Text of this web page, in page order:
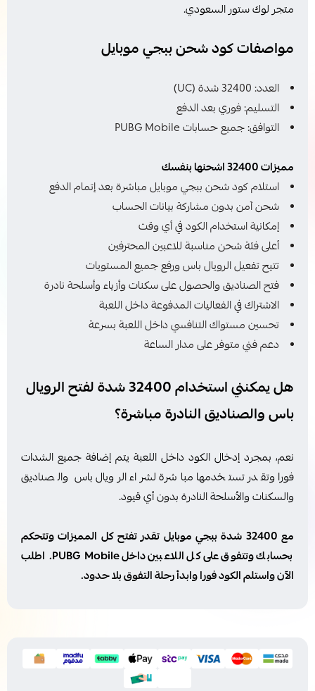
متجر لوك ستور السعودي.
مواصفات كود شحن ببجي موبايل
العدد: 32400 شدة (UC)
التسليم: فوري بعد الدفع
التوافق: جميع حسابات PUBG Mobile
مميزات 32400 اشحنها بنفسك
استلام كود شحن ببجي موبايل مباشرة بعد إتمام الدفع
شحن آمن بدون مشاركة بيانات الحساب
إمكانية استخدام الكود في أي وقت
أعلى فئة شحن مناسبة للاعبين المحترفين
تتيح تفعيل الرويال باس ورفع جميع المستويات
فتح الصناديق والحصول على سكنات وأزياء وأسلحة نادرة
الاشتراك في الفعاليات المدفوعة داخل اللعبة
تحسين مستواك التنافسي داخل اللعبة بسرعة
دعم فني متوفر على مدار الساعة
هل يمكنني استخدام 32400 شدة لفتح الرويال
باس والصناديق النادرة مباشرة؟
نعم، بمجرد إدخال الكود داخل اللعبة يتم إضافة جميع الشدات
فورا وتقدر تستخدمها مباشرة لشراء الرويال باس والصناديق
والسكنات والأسلحة النادرة بدون أي قيود.
مع 32400 شدة ببجي موبايل تقدر تفتح كل المميزات وتتحكم
بحسابك وتتفوق على كل اللاعبين داخل PUBG Mobile. اطلب
الآن واستلم الكود فورا وابدأ رحلة التفوق بلا حدود.